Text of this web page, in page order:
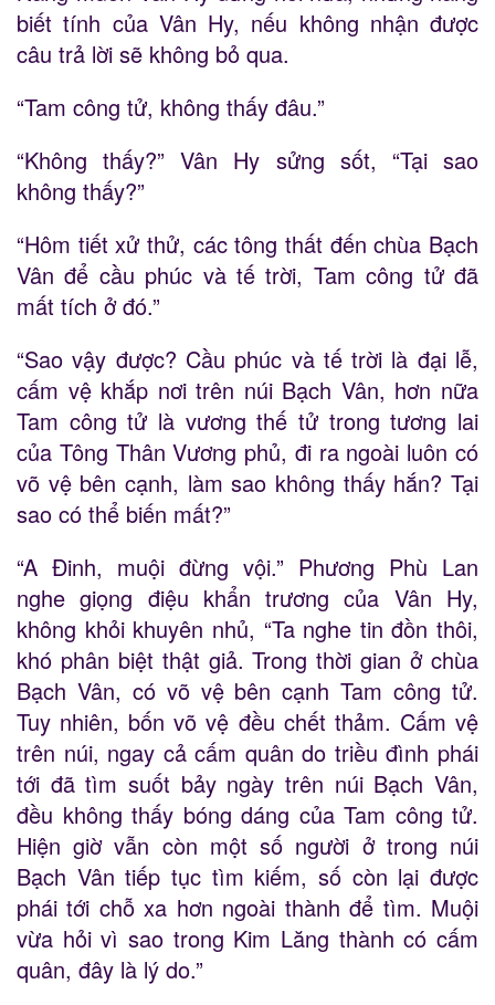
biết tính của Vân Hy, nếu không nhận được
câu trả lời sẽ không bỏ qua.
“Tam công tử, không thấy đâu.”
“Không thấy?” Vân Hy sửng sốt, “Tại sao
không thấy?”
“Hôm tiết xử thử, các tông thất đến chùa Bạch
Vân để cầu phúc và tế trời, Tam công tử đã
mất tích ở đó.”
“Sao vậy được? Cầu phúc và tế trời là đại lễ,
cấm vệ khắp nơi trên núi Bạch Vân, hơn nữa
Tam công tử là vương thế tử trong tương lai
của Tông Thân Vương phủ, đi ra ngoài luôn có
võ vệ bên cạnh, làm sao không thấy hắn? Tại
sao có thể biến mất?”
“A Đinh, muội đừng vội.” Phương Phù Lan
nghe giọng điệu khẩn trương của Vân Hy,
không khỏi khuyên nhủ, “Ta nghe tin đồn thôi,
khó phân biệt thật giả. Trong thời gian ở chùa
Bạch Vân, có võ vệ bên cạnh Tam công tử.
Tuy nhiên, bốn võ vệ đều chết thảm. Cấm vệ
trên núi, ngay cả cấm quân do triều đình phái
tới đã tìm suốt bảy ngày trên núi Bạch Vân,
đều không thấy bóng dáng của Tam công tử.
Hiện giờ vẫn còn một số người ở trong núi
Bạch Vân tiếp tục tìm kiếm, số còn lại được
phái tới chỗ xa hơn ngoài thành để tìm. Muội
vừa hỏi vì sao trong Kim Lăng thành có cấm
quân, đây là lý do.”